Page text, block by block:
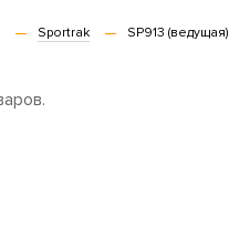
Sportrak SP913 (ведущая)